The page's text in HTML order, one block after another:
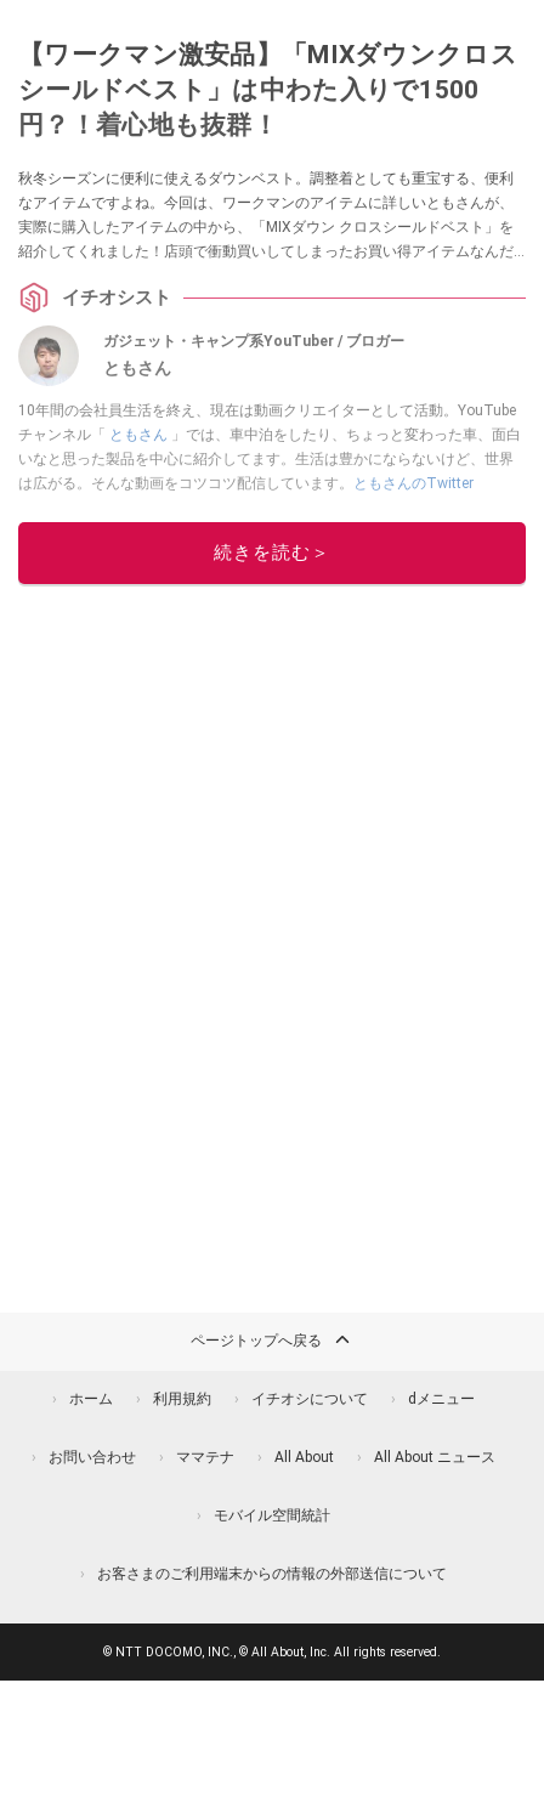
【ワークマン激安品】「MIXダウンクロス
シールドベスト」は中わた入りで1500
円？！着心地も抜群！
秋冬シーズンに便利に使えるダウンベスト。調整着としても重宝する、便利
なアイテムですよね。今回は、ワークマンのアイテムに詳しいともさんが、
実際に購入したアイテムの中から、「MIXダウン クロスシールドベスト」を
紹介してくれました！店頭で衝動買いしてしまったお買い得アイテムなんだ
イチオシスト
ガジェット・キャンプ系YouTuber / ブロガー
ともさん
10年間の会社員生活を終え、現在は動画クリエイターとして活動。YouTube
チャンネル「
ともさん 」では、車中泊をしたり、ちょっと変わった車、面白
いなと思った製品を中心に紹介してます。生活は豊かにならないけど、世界
は広がる。そんな動画をコツコツ配信しています。
ともさんのTwitter
このイチオシストの他の記事を読む
続きを読む＞
ページトップへ戻る
ホーム 利用規約 イチオシについて dメニュー
お問い合わせ ママテナ All About All About ニュース
モバイル空間統計
お客さまのご利用端末からの情報の外部送信について
© NTT DOCOMO, INC., © All About, Inc. All rights reserved.